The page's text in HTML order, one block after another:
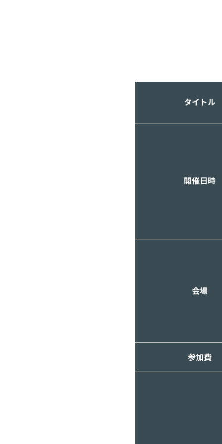
タイトル
開催日時
会場
参加費